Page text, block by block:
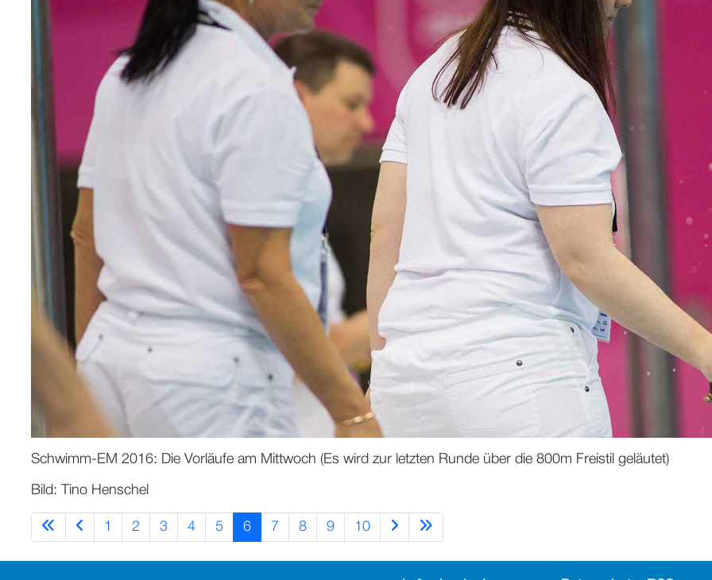
Schwimm-EM 2016: Die Vorläufe am Mittwoch (Es wird zur letzten Runde über die 800m Freistil geläutet)
Bild: Tino Henschel
1 2 3 4 5 6 7 8 9 10